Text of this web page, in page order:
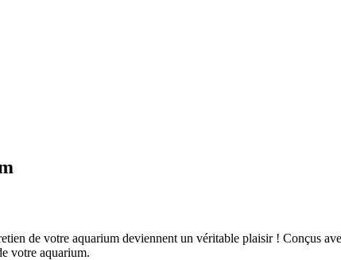
de votre aquarium deviennent un véritable plaisir ! Conçus
votre aquarium.